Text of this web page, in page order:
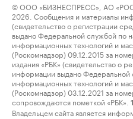
© ООО «БИЗНЕСПРЕСС», АО
2026. Сообщения и материалы
(свидетельство о регистрации
выдано Федеральной службой по
информационных технологий и
(Роскомнадзор) 09.12.2015 за
издания «РБК» (свидетельство о
информации выдано Федеральной
информационных технологий и
(Роскомнадзор) 03.12.2021 за
сопровождаются пометкой «РБК».
Владельцем сайта является